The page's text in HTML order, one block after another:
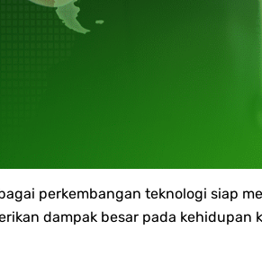
perkembangan teknologi siap
dampak besar pada kehidupan